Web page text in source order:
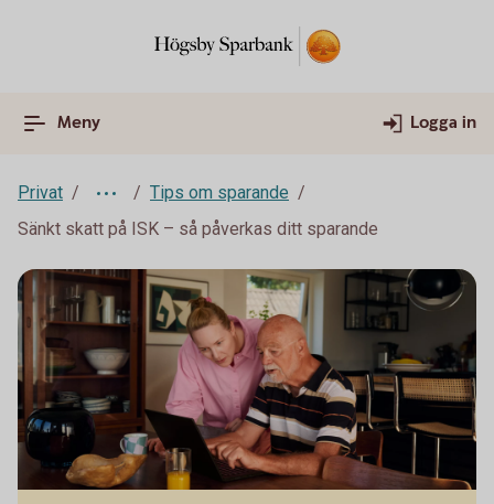
Meny Logga in
Privat
Tips om sparande
Sänkt skatt på ISK – så påverkas ditt sparande